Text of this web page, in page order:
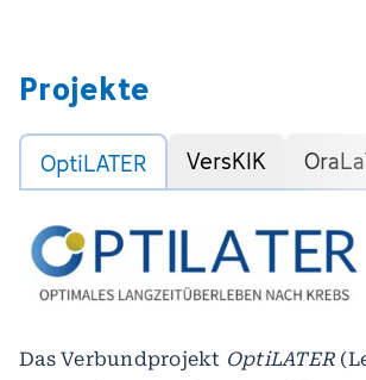
Projekte
OptiLATER VersKIK
Das Verbundprojekt OptiLATER